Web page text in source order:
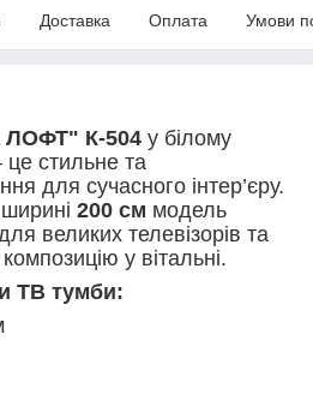
Доставка Оплата Умови
ЛОФТ" К-504 у білому
стильне та
для сучасного інтер’єру.
200 см модель
великих телевізорів та
у вітальні.
ТВ тумби: